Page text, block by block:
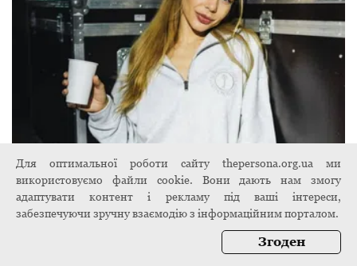
Тіна Кароль зізналася, як її били багато
років тому: "Це якась слабкість інтелекту"
4 листопада 2024
Для оптимальної роботи сайту thepersona.org.ua ми
використовуємо файли cookie. Вони дають нам змогу
адаптувати контент і рекламу під ваші інтереси,
забезпечуючи зручну взаємодію з інформаційним порталом.
Згоден